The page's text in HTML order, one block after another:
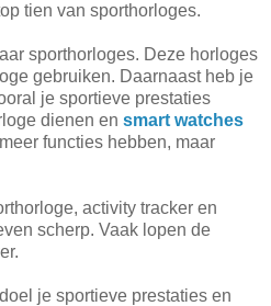
tien van sporthorloges.
sporthorloges. Deze horloges
gebruiken. Daarnaast heb je
je sportieve prestaties
dienen en smart watches
functies hebben, maar
activity tracker en
scherp. Vaak lopen de
je sportieve prestaties en